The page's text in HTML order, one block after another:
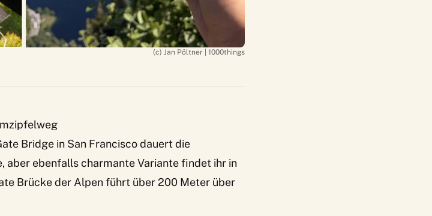
(c) Jan Pöltner | 1000things
Bridge in San Francisco dauert die
aber ebenfalls charmante Variante findet ihr in
Brücke der Alpen führt über 200 Meter über